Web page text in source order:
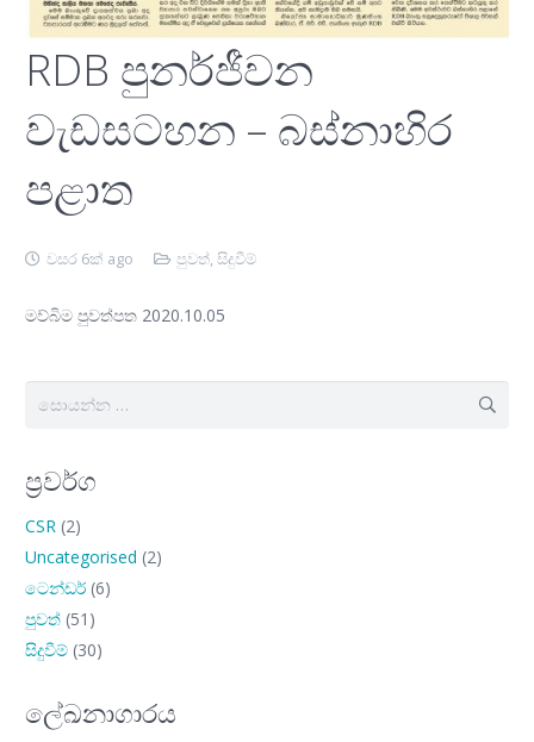
RDB පුනර්ජීවන
වැඩසටහන – බස්නාහිර
පළාත
වසර 6ක් ago පුවත්, සිදුවීම්
මව්බිම පුවත්පත 2020.10.05
සොයන්න:
ප්‍රවර්ග
CSR (2)
Uncategorised (2)
ටෙන්ඩර් (6)
පුවත් (51)
සිදුවීම් (30)
ලේඛනාගාරය